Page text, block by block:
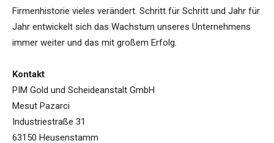
Firmenhistorie vieles verändert. Schritt für Schritt und Jahr für
Jahr entwickelt sich das Wachstum unseres Unternehmens
immer weiter und das mit großem Erfolg.
Kontakt
PIM Gold und Scheideanstalt GmbH
Mesut Pazarci
Industriestraße 31
63150 Heusenstamm